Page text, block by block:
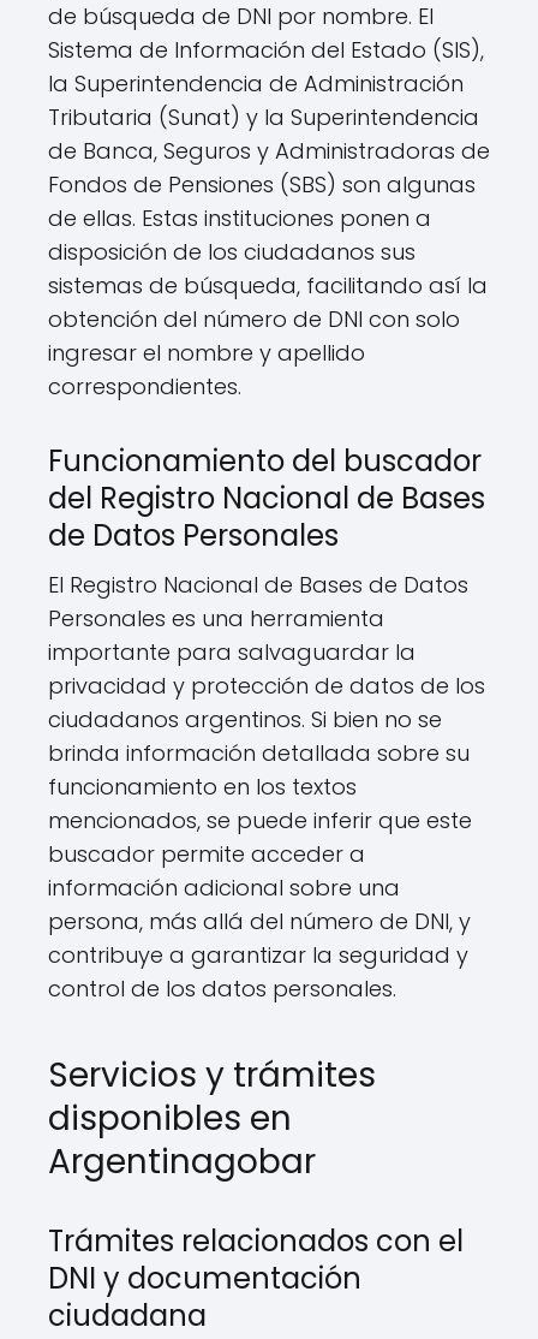
de búsqueda de DNI por nombre. El
Sistema de Información del Estado (SIS),
la Superintendencia de Administración
Tributaria (Sunat) y la Superintendencia
de Banca, Seguros y Administradoras de
Fondos de Pensiones (SBS) son algunas
de ellas. Estas instituciones ponen a
disposición de los ciudadanos sus
sistemas de búsqueda, facilitando así la
obtención del número de DNI con solo
ingresar el nombre y apellido
correspondientes.
Funcionamiento del buscador
del Registro Nacional de Bases
de Datos Personales
El Registro Nacional de Bases de Datos
Personales es una herramienta
importante para salvaguardar la
privacidad y protección de datos de los
ciudadanos argentinos. Si bien no se
brinda información detallada sobre su
funcionamiento en los textos
mencionados, se puede inferir que este
buscador permite acceder a
información adicional sobre una
persona, más allá del número de DNI, y
contribuye a garantizar la seguridad y
control de los datos personales.
Servicios y trámites
disponibles en
Argentinagobar
Trámites relacionados con el
DNI y documentación
ciudadana